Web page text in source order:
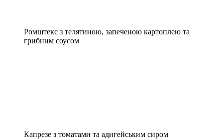
Ромштекс з телятиною, запеченою картоплею та
грибним соусом
Капрезе з томатами та адигейським сиром